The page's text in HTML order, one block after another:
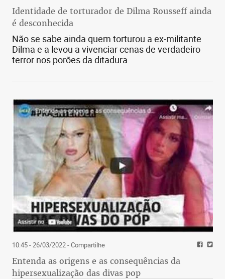
Identidade de torturador de Dilma Rousseff ainda
é desconhecida
Não se sabe ainda quem torturou a ex-militante
Dilma e a levou a vivenciar cenas de verdadeiro
terror nos porões da ditadura
10:45 - 26/03/2022- Compartilhe
Entenda as origens e as consequências da
hipersexualização das divas pop